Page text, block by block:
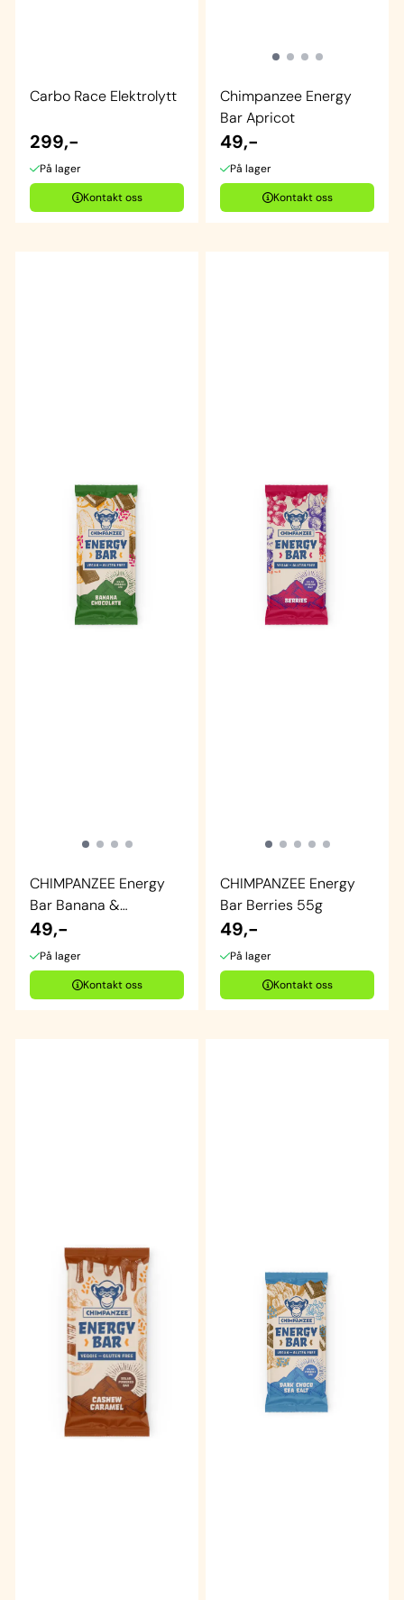
Carbo Race Elektrolytt
299,-
På lager
Kontakt oss
Chimpanzee Energy
Bar Apricot
49,-
På lager
Kontakt oss
CHIMPANZEE Energy
Bar Banana &
Chocolate
49,-
På lager
Kontakt oss
CHIMPANZEE Energy
Bar Berries 55g
49,-
På lager
Kontakt oss